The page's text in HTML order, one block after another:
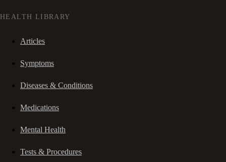
HEALTH LIBRARY
Articles
Symptoms
Diseases & Conditions
Medications
Mental Health
Tests & Procedures